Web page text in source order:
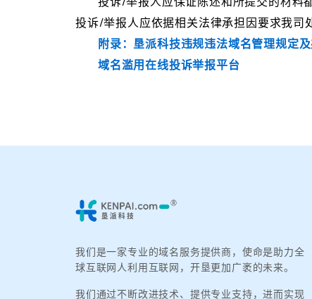
投诉/举报人应依据相关法律承担因要求我司
附录：垦派科技违规违法域名管理规定
域名滥用在线投诉举报平台
我们是一家专业的域名服务提供商，使命是助力全
球互联网人利用互联网，开垦更加广袤的未来。
我们通过不断改进技术、提供专业支持，进而实现